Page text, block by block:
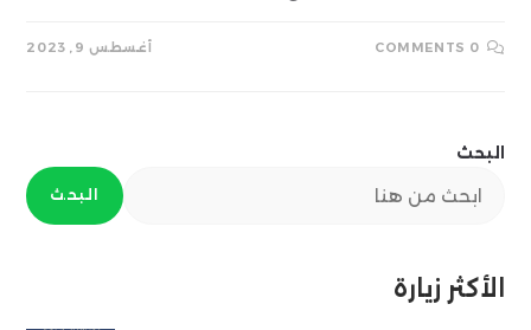
0 COMMENTS أغسطس 9, 2023
البحث
البحث
الأكثر زيارة